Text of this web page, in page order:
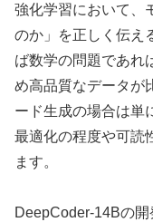
強化学習において、
のか」を正しく伝え
ば数学の問題であれ
め高品質なデータが
ード生成の場合は単
最適化の程度や可読
ます。
DeepCoder-14Bの